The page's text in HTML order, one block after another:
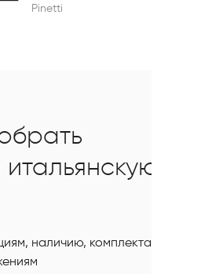
Pinetti
наличию, комплектации